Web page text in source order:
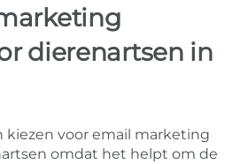
dierenartsen in
kiezen voor email marketing
omdat het helpt om de